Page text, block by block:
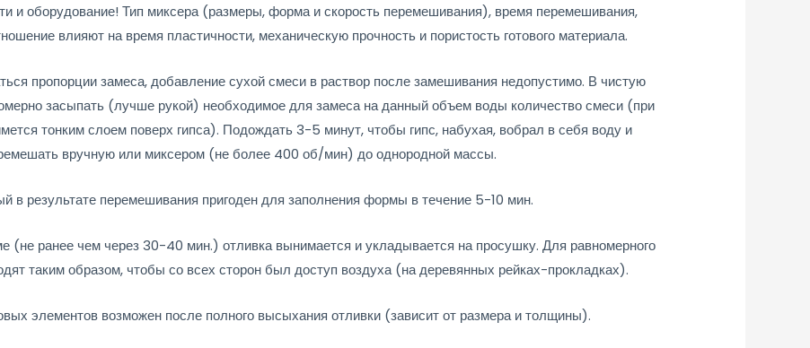
и оборудование! Тип миксера (размеры, форма и скорость перемешивания), время перемешивания,
влияют на время пластичности, механическую прочность и пористость готового материала.
пропорции замеса, добавление сухой смеси в раствор после замешивания недопустимо. В чистую
засыпать (лучше рукой) необходимое для замеса на данный объем воды количество смеси (при
тонким слоем поверх гипса). Подождать 3-5 минут, чтобы гипс, набухая, вобрал в себя воду и
вручную или миксером (не более 400 об/мин) до однородной массы.
в результате перемешивания пригоден для заполнения формы в течение 5-10 мин.
(не ранее чем через 30-40 мин.) отливка вынимается и укладывается на просушку. Для равномерного
таким образом, чтобы со всех сторон был доступ воздуха (на деревянных рейках-прокладках).
элементов возможен после полного высыхания отливки (зависит от размера и толщины).